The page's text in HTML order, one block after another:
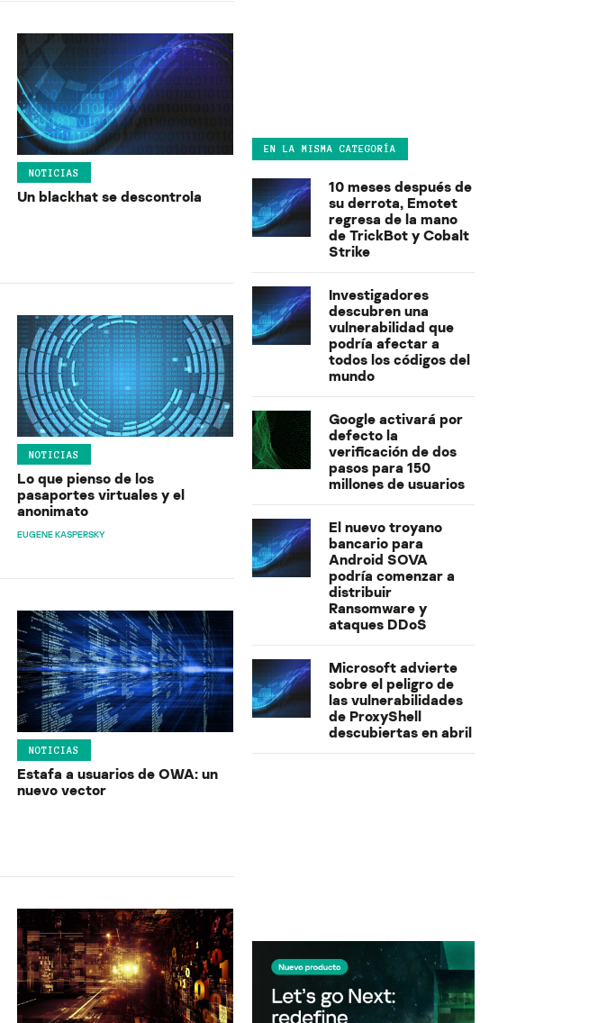
NOTICIAS
Un blackhat se descontrola
NOTICIAS
Lo que pienso de los
pasaportes virtuales y el
anonimato
EUGENE KASPERSKY
NOTICIAS
Estafa a usuarios de OWA: un
nuevo vector
EN LA MISMA CATEGORÍA
10 meses después de
su derrota, Emotet
regresa de la mano
de TrickBot y Cobalt
Strike
Investigadores
descubren una
vulnerabilidad que
podría afectar a
todos los códigos del
mundo
Google activará por
defecto la
verificación de dos
pasos para 150
millones de usuarios
El nuevo troyano
bancario para
Android SOVA
podría comenzar a
distribuir
Ransomware y
ataques DDoS
Microsoft advierte
sobre el peligro de
las vulnerabilidades
de ProxyShell
descubiertas en abril